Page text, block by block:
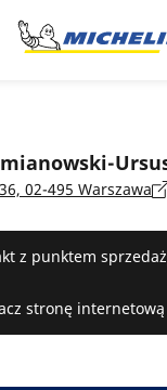
02-495 Warszawa
z punktem
stronę internetową